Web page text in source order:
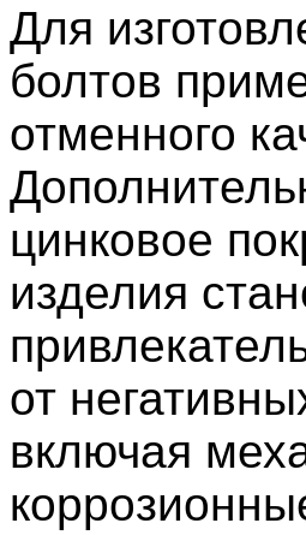
Для
болтов
отменного
цинковое
изделия
от
включая